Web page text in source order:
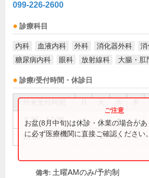
099-226-2600
診療科目
内科 血液内科 外科 消化器外科 消
糖尿病内科
眼科 放射線科 大腸・肛
診療/受付時間・休診日
8:30～12:30 ● ● ● ●
14:00～17:30 ● ● ● ●
お盆(8月中旬)は休診・休業の場合が
に必ず医療機関に直接ご確認ください。
備考: 土曜AMのみ/予約制